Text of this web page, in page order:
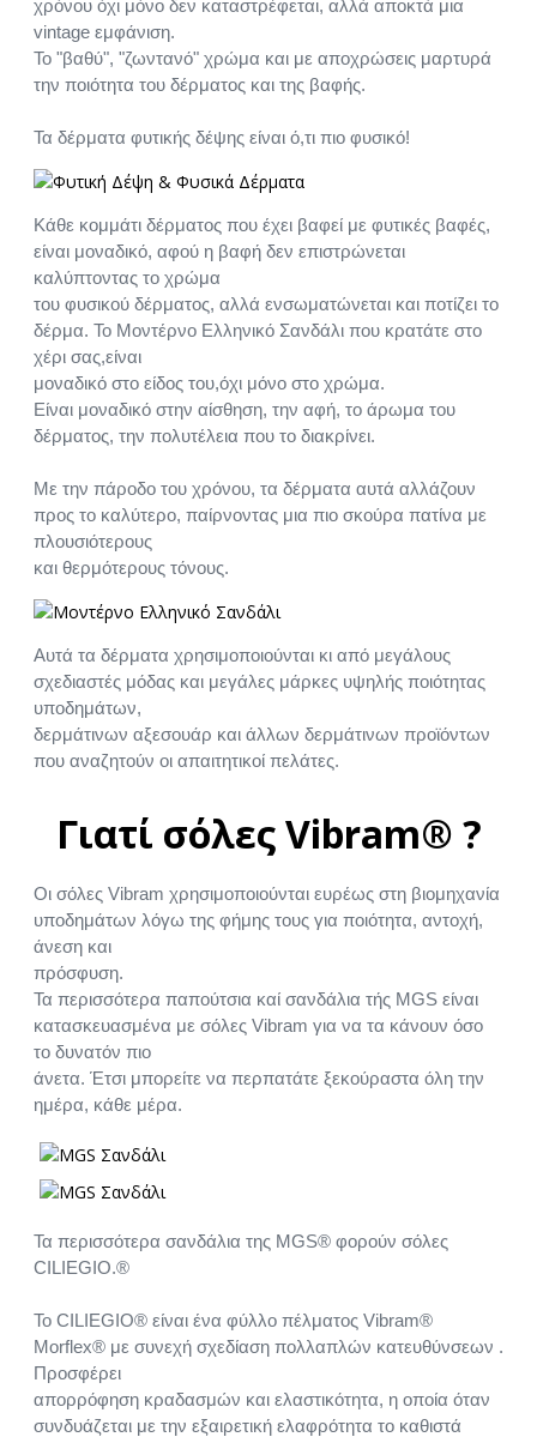
χρόνου όχι μόνο δεν καταστρέφεται, αλλά αποκτά μια
vintage εμφάνιση.
Το "βαθύ", "ζωντανό" χρώμα και με αποχρώσεις μαρτυρά
την ποιότητα του δέρματος και της βαφής.
Τα δέρματα φυτικής δέψης είναι ό,τι πιο φυσικό!
Κάθε κομμάτι δέρματος που έχει βαφεί με φυτικές βαφές,
είναι μοναδικό, αφού η βαφή δεν επιστρώνεται
καλύπτοντας το χρώμα
του φυσικού δέρματος, αλλά ενσωματώνεται και ποτίζει το
δέρμα. Το Μοντέρνο Ελληνικό Σανδάλι που κρατάτε στο
χέρι σας,είναι
μοναδικό στο είδος του,όχι μόνο στο χρώμα.
Είναι μοναδικό στην αίσθηση, την αφή, το άρωμα του
δέρματος, την πολυτέλεια που το διακρίνει.
Με την πάροδο του χρόνου, τα δέρματα αυτά αλλάζουν
προς το καλύτερο, παίρνοντας μια πιο σκούρα πατίνα με
πλουσιότερους
και θερμότερους τόνους.
Αυτά τα δέρματα χρησιμοποιούνται κι από μεγάλους
σχεδιαστές μόδας και μεγάλες μάρκες υψηλής ποιότητας
υποδημάτων,
δερμάτινων αξεσουάρ και άλλων δερμάτινων προϊόντων
που αναζητούν οι απαιτητικοί πελάτες.
Γιατί σόλες Vibram® ?
Οι σόλες Vibram χρησιμοποιούνται ευρέως στη βιομηχανία
υποδημάτων λόγω της φήμης τους για ποιότητα, αντοχή,
άνεση και
πρόσφυση.
Τα περισσότερα παπούτσια καί σανδάλια τής MGS είναι
κατασκευασμένα με σόλες Vibram για να τα κάνουν όσο
το δυνατόν πιο
άνετα. Έτσι μπορείτε να περπατάτε ξεκούραστα όλη την
ημέρα, κάθε μέρα.
Τα περισσότερα σανδάλια της MGS® φορούν σόλες
CILIEGIO.®
Το CILIEGIO® είναι ένα φύλλο πέλματος Vibram®
Morflex® με συνεχή σχεδίαση πολλαπλών κατευθύνσεων .
Προσφέρει
απορρόφηση κραδασμών και ελαστικότητα, η οποία όταν
συνδυάζεται με την εξαιρετική ελαφρότητα το καθιστά